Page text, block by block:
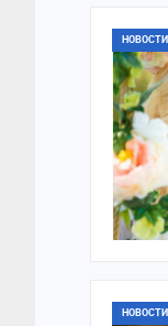
НОВОСТИ
НОВОСТИ